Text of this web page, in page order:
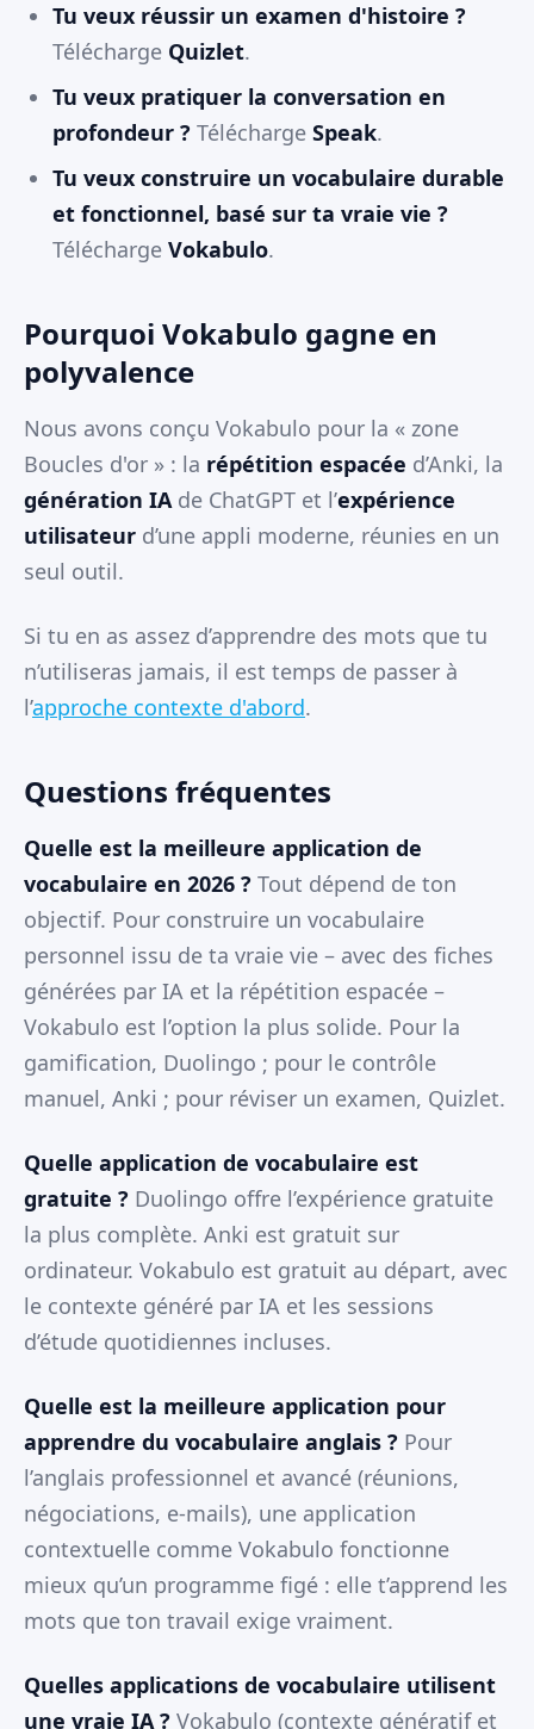
Tu veux réussir un examen d'histoire ?
Télécharge Quizlet.
Tu veux pratiquer la conversation en
profondeur ? Télécharge Speak.
Tu veux construire un vocabulaire durable
et fonctionnel, basé sur ta vraie vie ?
Télécharge Vokabulo.
Pourquoi Vokabulo gagne en
polyvalence
Nous avons conçu Vokabulo pour la « zone
Boucles d'or » : la répétition espacée d’Anki, la
génération IAde ChatGPT et l’expérience
utilisateur d’une appli moderne, réunies en un
seul outil.
Si tu en as assez d’apprendre des mots que tu
n’utiliseras jamais, il est temps de passer à
l’approche contexte d'abord.
Questions fréquentes
Quelle est la meilleure application de
vocabulaire en 2026 ? Tout dépend de ton
objectif. Pour construire un vocabulaire
personnel issu de ta vraie vie – avec des fiches
générées par IA et la répétition espacée –
Vokabulo est l’option la plus solide. Pour la
gamification, Duolingo ; pour le contrôle
manuel, Anki ; pour réviser un examen, Quizlet.
Quelle application de vocabulaire est
gratuite ? Duolingo offre l’expérience gratuite
la plus complète. Anki est gratuit sur
ordinateur. Vokabulo est gratuit au départ, avec
le contexte généré par IA et les sessions
d’étude quotidiennes incluses.
Quelle est la meilleure application pour
apprendre du vocabulaire anglais ? Pour
l’anglais professionnel et avancé (réunions,
négociations, e-mails), une application
contextuelle comme Vokabulo fonctionne
mieux qu’un programme figé : elle t’apprend les
mots que ton travail exige vraiment.
Quelles applications de vocabulaire utilisent
une vraie IA ? Vokabulo (contexte génératif et